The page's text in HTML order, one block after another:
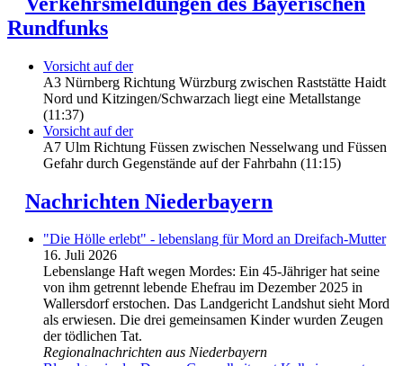
Rundfunks
Vorsicht auf der
A3 Nürnberg Richtung Würzburg zwischen Raststätte Haidt
Nord und Kitzingen/Schwarzach liegt eine Metallstange
(11:37)
Vorsicht auf der
A7 Ulm Richtung Füssen zwischen Nesselwang und Füssen
Gefahr durch Gegenstände auf der Fahrbahn (11:15)
Nachrichten Niederbayern
"Die Hölle erlebt" - lebenslang für Mord an Dreifach-Mutter
16. Juli 2026
Lebenslange Haft wegen Mordes: Ein 45-Jähriger hat seine
von ihm getrennt lebende Ehefrau im Dezember 2025 in
Wallersdorf erstochen. Das Landgericht Landshut sieht Mord
als erwiesen. Die drei gemeinsamen Kinder wurden Zeugen
der tödlichen Tat.
Regionalnachrichten aus Niederbayern